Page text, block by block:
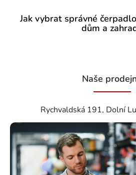
Jak vybrat správné
dům a
Naše
Rychvaldská 191, Dolní